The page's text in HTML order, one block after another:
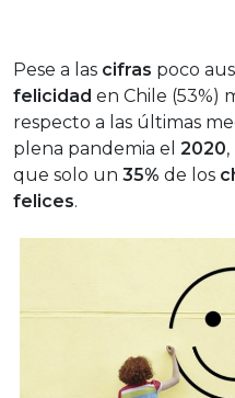
Pese a las cifras poco
felicidad en Chile (53%)
respecto a las últimas
plena pandemia el 2020
que solo un 35% de los
felices.